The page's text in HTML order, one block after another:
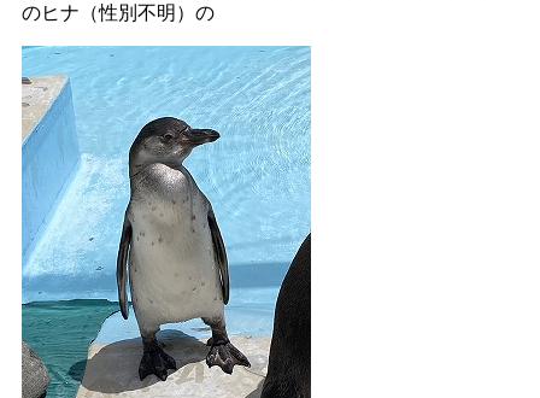
のヒナ（性別不明）の